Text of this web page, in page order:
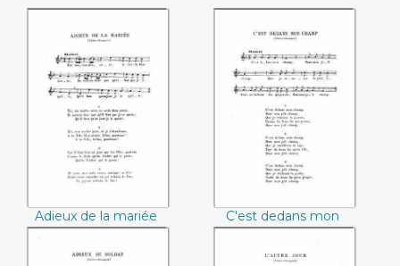
Adieux de la
mariée
Adieux de la mariée
C'est dedans mon
champ
C'est dedans mon
champ